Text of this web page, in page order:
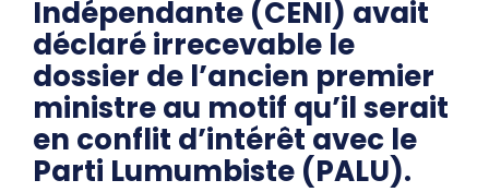
Indépendante (CENI) avait
déclaré irrecevable le
dossier de l’ancien premier
ministre au motif qu’il serait
en conflit d’intérêt avec le
Parti Lumumbiste (PALU).